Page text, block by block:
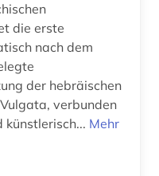
die erste
nach dem
der hebräischen
verbunden
Mehr